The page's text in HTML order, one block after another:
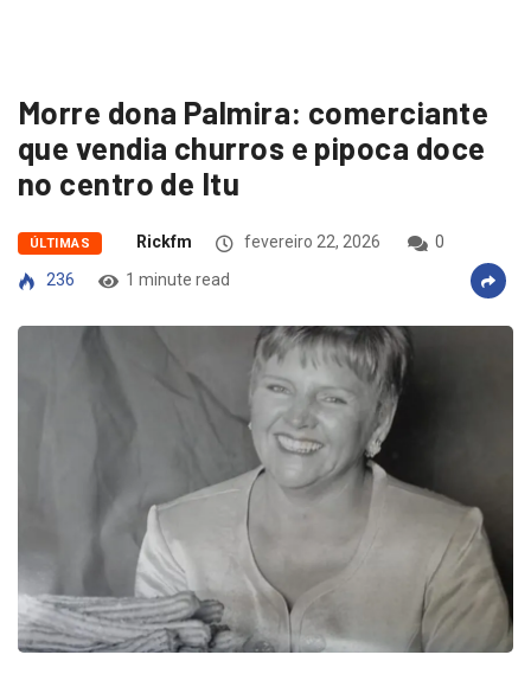
Morre dona Palmira: comerciante
que vendia churros e pipoca doce
no centro de Itu
ÚLTIMAS Rickfm fevereiro 22, 2026
0
236
1 minute read